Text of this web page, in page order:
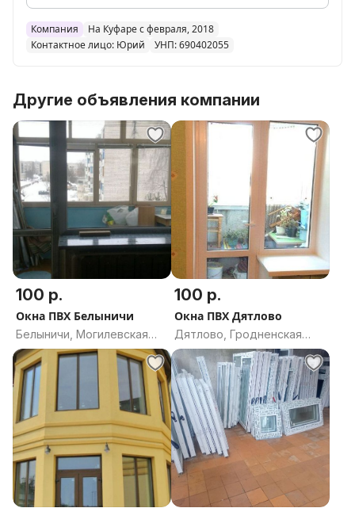
Компания
На Куфаре с февраля, 2018
Контактное лицо: Юрий
УНП: 690402055
Другие объявления компании
100 р.
Окна ПВХ Белыничи
Белыничи, Могилевская
область
100 р.
Окна ПВХ Дятлово
Дятлово, Гродненская
область